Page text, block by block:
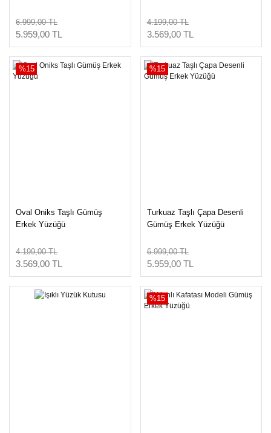
6.999,00 TL
5.959,00 TL
4.199,00 TL
3.569,00 TL
%15
Oval Oniks Taşlı Gümüş
Erkek Yüzüğü
4.199,00 TL
3.569,00 TL
%15
Turkuaz Taşlı Çapa Desenli
Gümüş Erkek Yüzüğü
6.999,00 TL
5.959,00 TL
%15